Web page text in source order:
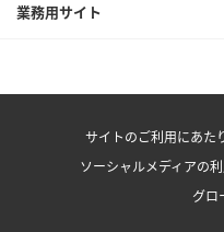
業務用サイト
サイトのご利用にあ
ソーシャルメディアの
グロ